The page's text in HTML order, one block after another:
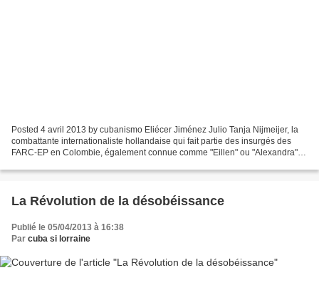
Posted 4 avril 2013 by cubanismo Eliécer Jiménez Julio Tanja Nijmeijer, la
combattante internationaliste hollandaise qui fait partie des insurgés des
FARC-EP en Colombie, également connue comme "Eillen" ou "Alexandra",
La Révolution de la désobéissance
Publié le 05/04/2013 à 16:38
Par cuba si lorraine